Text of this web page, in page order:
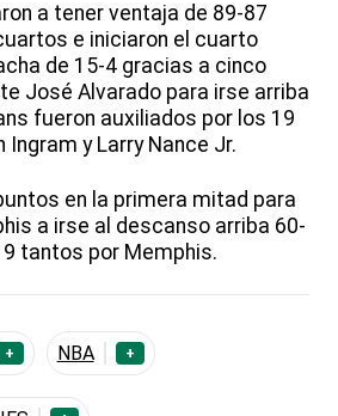
a tener ventaja de 89-87
e iniciaron el cuarto
de 15-4 gracias a cinco
José Alvarado para irse arriba
fueron auxiliados por los 19
y Larry Nance Jr.
en la primera mitad para
a irse al descanso arriba 60-
tantos por Memphis.
+ NBA +